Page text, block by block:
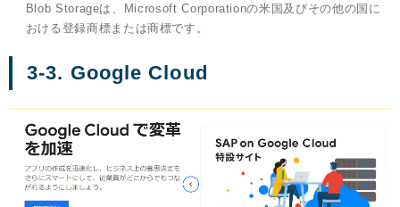
Blob Storageは、Microsoft Corporationの米国及びその他の国に
おける登録商標または商標です。
3-3. Google Cloud